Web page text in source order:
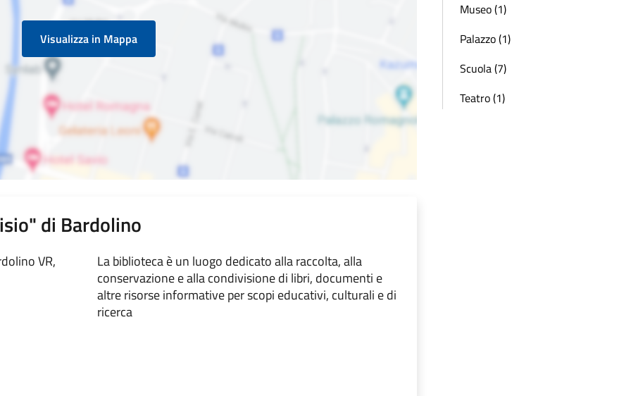
Visualizza in Mappa
di Bardolino
VR,
La biblioteca è un luogo dedicato alla raccolta, alla
conservazione e alla condivisione di libri, documenti e
altre risorse informative per scopi educativi, culturali e di
ricerca
Museo (1)
Palazzo (1)
Scuola (7)
Teatro (1)